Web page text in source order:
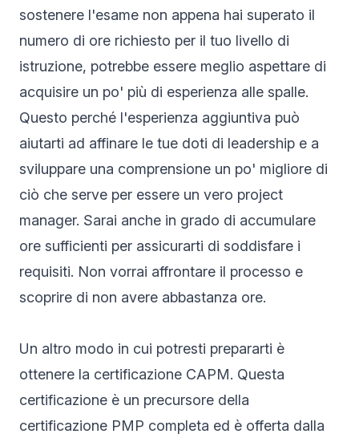
sostenere l'esame non appena hai superato il
numero di ore richiesto per il tuo livello di
istruzione, potrebbe essere meglio aspettare di
acquisire un po' più di esperienza alle spalle.
Questo perché l'esperienza aggiuntiva può
aiutarti ad affinare le tue doti di leadership e a
sviluppare una comprensione un po' migliore di
ciò che serve per essere un vero project
manager. Sarai anche in grado di accumulare
ore sufficienti per assicurarti di soddisfare i
requisiti. Non vorrai affrontare il processo e
scoprire di non avere abbastanza ore.
Un altro modo in cui potresti prepararti è
ottenere la certificazione CAPM. Questa
certificazione è un precursore della
certificazione PMP completa ed è offerta dalla